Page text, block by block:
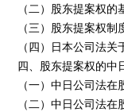
（二）股东提案权的
（三）股东提案权制
（四）日本公司法
四、股东提案权的中
（一）中日公司法
（二）中日公司法